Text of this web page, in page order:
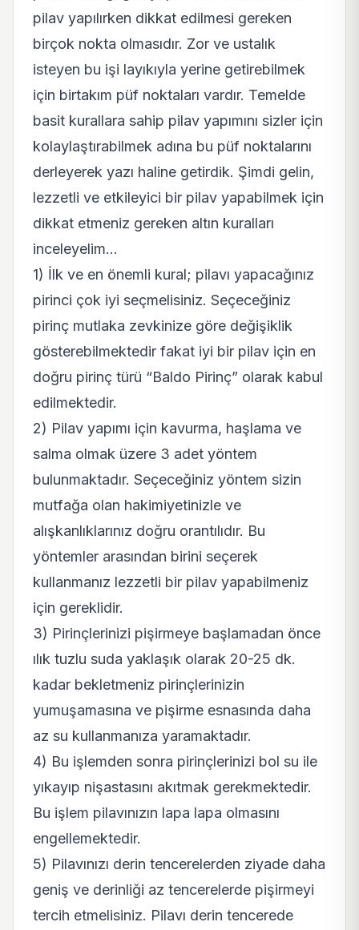
pilav yapılırken dikkat edilmesi gereken
birçok nokta olmasıdır. Zor ve ustalık
isteyen bu işi layıkıyla yerine getirebilmek
için birtakım püf noktaları vardır. Temelde
basit kurallara sahip pilav yapımını sizler için
kolaylaştırabilmek adına bu püf noktalarını
derleyerek yazı haline getirdik. Şimdi gelin,
lezzetli ve etkileyici bir pilav yapabilmek için
dikkat etmeniz gereken altın kuralları
inceleyelim…
1) İlk ve en önemli kural; pilavı yapacağınız
pirinci çok iyi seçmelisiniz. Seçeceğiniz
pirinç mutlaka zevkinize göre değişiklik
gösterebilmektedir fakat iyi bir pilav için en
doğru pirinç türü “Baldo Pirinç” olarak kabul
edilmektedir.
2) Pilav yapımı için kavurma, haşlama ve
salma olmak üzere 3 adet yöntem
bulunmaktadır. Seçeceğiniz yöntem sizin
mutfağa olan hakimiyetinizle ve
alışkanlıklarınız doğru orantılıdır. Bu
yöntemler arasından birini seçerek
kullanmanız lezzetli bir pilav yapabilmeniz
için gereklidir.
3) Pirinçlerinizi pişirmeye başlamadan önce
ılık tuzlu suda yaklaşık olarak 20-25 dk.
kadar bekletmeniz pirinçlerinizin
yumuşamasına ve pişirme esnasında daha
az su kullanmanıza yaramaktadır.
4) Bu işlemden sonra pirinçlerinizi bol su ile
yıkayıp nişastasını akıtmak gerekmektedir.
Bu işlem pilavınızın lapa lapa olmasını
engellemektedir.
5) Pilavınızı derin tencerelerden ziyade daha
geniş ve derinliği az tencerelerde pişirmeyi
tercih etmelisiniz. Pilavı derin tencerede